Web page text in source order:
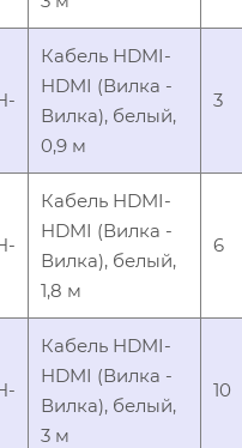
Кабель HDMI-
HDMI (Вилка -
Вилка), белый,
0,9 м
3
Кабель HDMI-
HDMI (Вилка -
Вилка), белый,
1,8 м
6
Кабель HDMI-
HDMI (Вилка -
Вилка), белый,
3 м
10